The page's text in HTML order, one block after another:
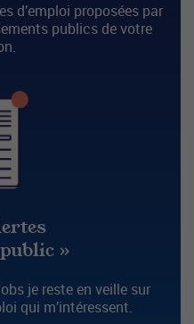
d’emploi proposées par
publics de votre
»
je reste en veille sur
qui m’intéressent.